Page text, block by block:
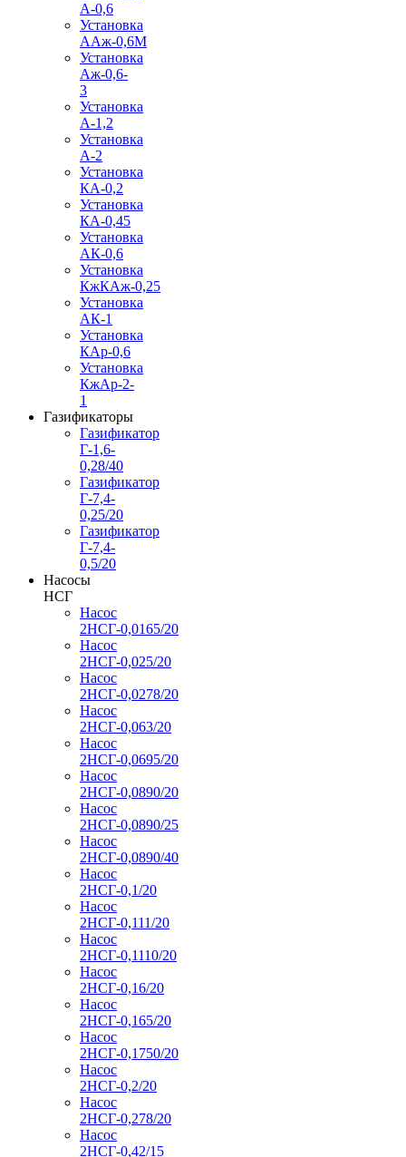
А-0,6
Установка
ААж-0,6М
Установка
Аж-0,6-
3
Установка
А-1,2
Установка
А-2
Установка
КА-0,2
Установка
КА-0,45
Установка
АК-0,6
Установка
КжКАж-0,25
Установка
АК-1
Установка
КАр-0,6
Установка
КжАр-2-
1
Газификаторы
Газификатор
Г-1,6-
0,28/40
Газификатор
Г-7,4-
0,25/20
Газификатор
Г-7,4-
0,5/20
Насосы
НСГ
Насос
2НСГ-0,0165/20
Насос
2НСГ-0,025/20
Насос
2НСГ-0,0278/20
Насос
2НСГ-0,063/20
Насос
2НСГ-0,0695/20
Насос
2НСГ-0,0890/20
Насос
2НСГ-0,0890/25
Насос
2НСГ-0,0890/40
Насос
2НСГ-0,1/20
Насос
2НСГ-0,111/20
Насос
2НСГ-0,1110/20
Насос
2НСГ-0,16/20
Насос
2НСГ-0,165/20
Насос
2НСГ-0,1750/20
Насос
2НСГ-0,2/20
Насос
2НСГ-0,278/20
Насос
2НСГ-0,42/15